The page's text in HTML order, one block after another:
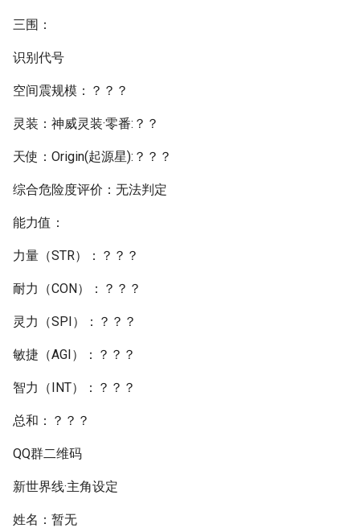
三围：
识别代号
空间震规模：？？？
灵装：神威灵装·零番:？？
天使：Origin(起源星):？？？
综合危险度评价：无法判定
能力值：
力量（STR）：？？？
耐力（CON）：？？？
灵力（SPI）：？？？
敏捷（AGI）：？？？
智力（INT）：？？？
总和：？？？
QQ群二维码
新世界线·主角设定
姓名：暂无